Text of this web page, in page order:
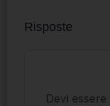
Risposte
Devi essere